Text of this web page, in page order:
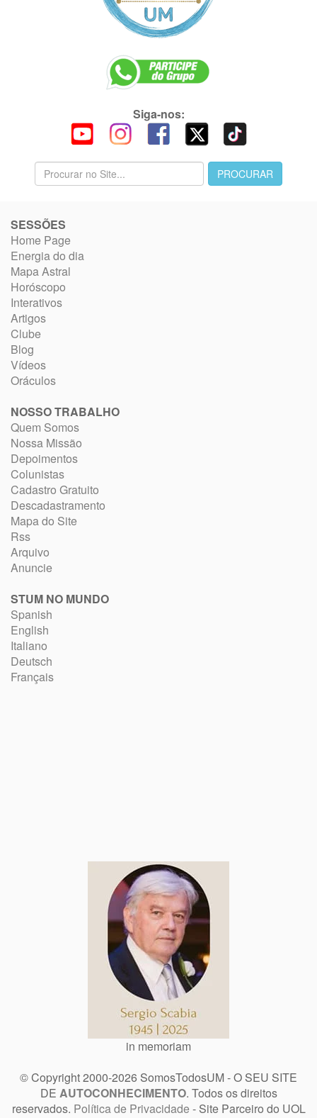
Siga-nos:
SESSÕES
Home Page
Energia do dia
Mapa Astral
Horóscopo
Interativos
Artigos
Clube
Blog
Vídeos
Oráculos
NOSSO TRABALHO
Quem Somos
Nossa Missão
Depoimentos
Colunistas
Cadastro Gratuito
Descadastramento
Mapa do Site
Rss
Arquivo
Anuncie
STUM NO MUNDO
Spanish
English
Italiano
Deutsch
Français
in memoriam
© Copyright 2000-2026 SomosTodosUM - O SEU SITE
DE AUTOCONHECIMENTO. Todos os direitos
reservados. Política de Privacidade - Site Parceiro do UOL